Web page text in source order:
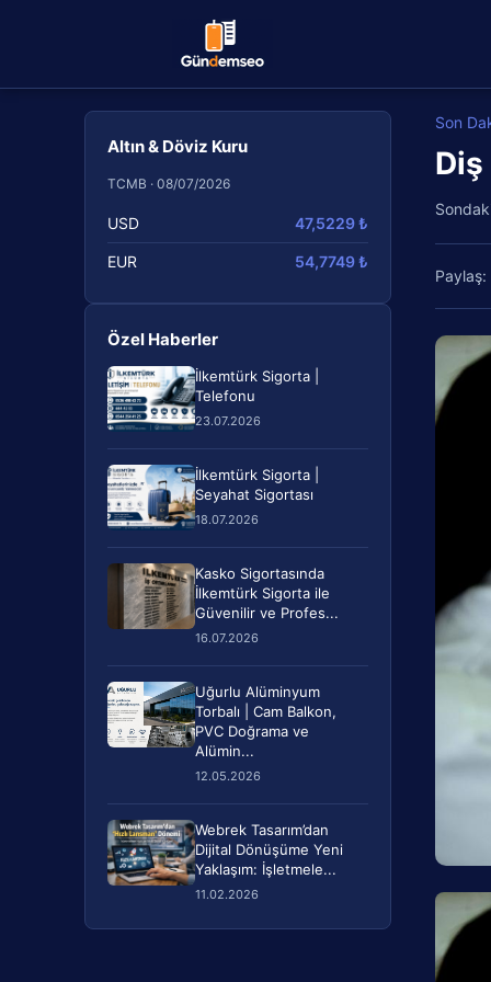
Altın & Döviz Kuru
TCMB · 08/07/2026
USD 47,5229 ₺
EUR 54,7749 ₺
Özel Haberler
İlkemtürk Sigorta |
Telefonu
23.07.2026
İlkemtürk Sigorta |
Seyahat Sigortası
18.07.2026
Kasko Sigortasında
İlkemtürk Sigorta ile
Güvenilir ve Profes...
16.07.2026
Uğurlu Alüminyum
Torbalı | Cam Balkon,
PVC Doğrama ve
Alümin...
12.05.2026
Webrek Tasarım’dan
Dijital Dönüşüme Yeni
Yaklaşım: İşletmele...
11.02.2026
Son
Paylaş: